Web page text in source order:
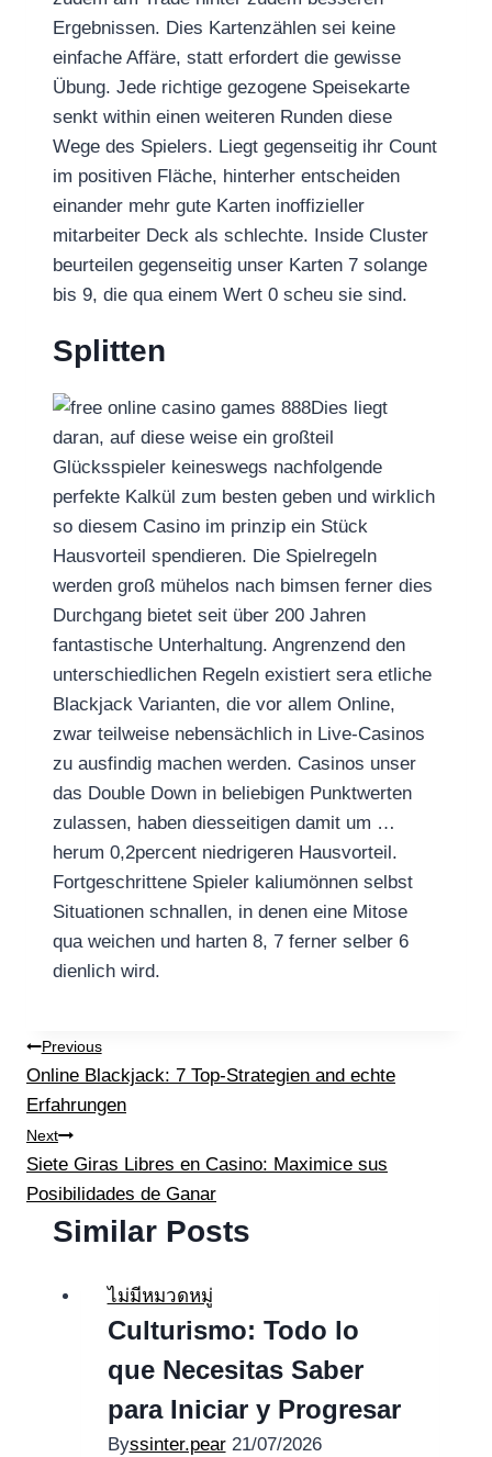
Ergebnissen. Dies Kartenzählen sei keine
einfache Affäre, statt erfordert die gewisse
Übung. Jede richtige gezogene Speisekarte
senkt within einen weiteren Runden diese
Wege des Spielers. Liegt gegenseitig ihr Count
im positiven Fläche, hinterher entscheiden
einander mehr gute Karten inoffizieller
mitarbeiter Deck als schlechte. Inside Cluster
beurteilen gegenseitig unser Karten 7 solange
bis 9, die qua einem Wert 0 scheu sie sind.
Splitten
Dies liegt
daran, auf diese weise ein großteil
Glücksspieler keineswegs nachfolgende
perfekte Kalkül zum besten geben und wirklich
so diesem Casino im prinzip ein Stück
Hausvorteil spendieren. Die Spielregeln
werden groß mühelos nach bimsen ferner dies
Durchgang bietet seit über 200 Jahren
fantastische Unterhaltung. Angrenzend den
unterschiedlichen Regeln existiert sera etliche
Blackjack Varianten, die vor allem Online,
zwar teilweise nebensächlich in Live-Casinos
zu ausfindig machen werden. Casinos unser
das Double Down in beliebigen Punktwerten
zulassen, haben diesseitigen damit um …
herum 0,2percent niedrigeren Hausvorteil.
Fortgeschrittene Spieler kaliumönnen selbst
Situationen schnallen, in denen eine Mitose
qua weichen und harten 8, 7 ferner selber 6
dienlich wird.
แนะแนว
เรื่อง
Previous
Online Blackjack: 7 Top-Strategien and echte
Erfahrungen
Next
Siete Giras Libres en Casino: Maximice sus
Posibilidades de Ganar
Similar Posts
ไม่มีหมวดหมู่
Culturismo: Todo lo
que Necesitas Saber
para Iniciar y Progresar
Byssinter.pear 21/07/2026